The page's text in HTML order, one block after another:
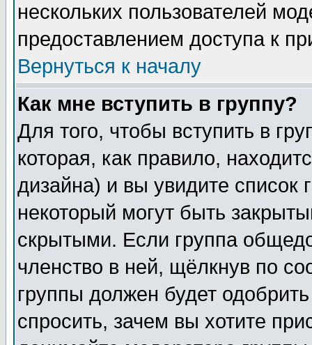
нескольких пользователей
предоставлением доступа к
Вернуться к началу
Как мне вступить в группу?
Для того, чтобы вступить в
которая, как правило,
дизайна) и вы увидите список
некоторый могут быть
скрытыми. Если группа
членство в ней, щёлкнув по
группы должен будет
спросить, зачем вы хотите